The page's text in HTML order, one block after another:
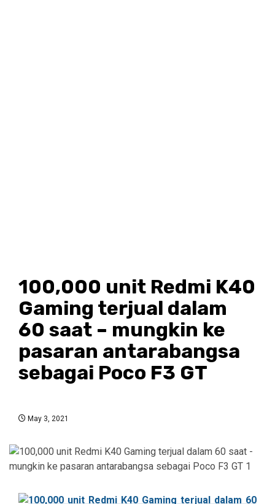
100,000 unit Redmi K40
Gaming terjual dalam
60 saat – mungkin ke
pasaran antarabangsa
sebagai Poco F3 GT
May 3, 2021